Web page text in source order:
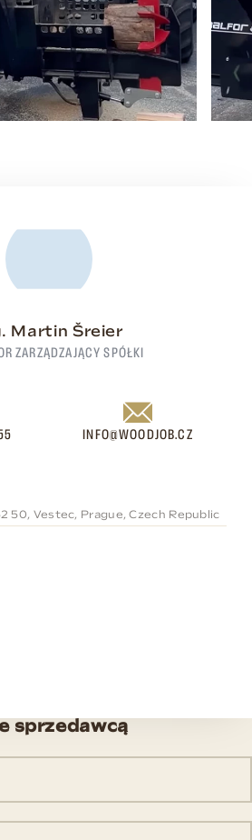
Martin Šreier
ZARZĄDZAJĄCY SPÓŁKI
INFO@WOODJOB.CZ
50, Vestec, Prague, Czech Republic
sprzedawcą